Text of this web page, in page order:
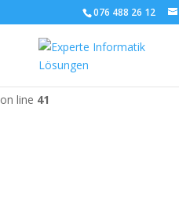
Warning: Undefined array key
/home/clients/
support.ch/wp-content/
on line 41
076 488 26 12